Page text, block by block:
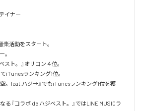
イナー
活動をスタート。
。
スト。』オリコン４位。
iTunesランキング1位。
。feat.ハジ→』でもiTunesランキング1位を獲
る『コラボ de ハジベスト。』ではLINE MUSICラ